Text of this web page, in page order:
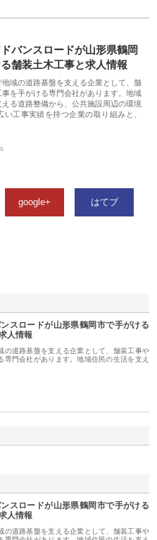
バンスロードが山形県鶴岡
舗装土木工事と求人情報
地域の道路基盤を支える企業として、舗
を手がける専門会社があります。地域
る道路整備から、公共施設周辺の環境
い工事実績を持つ企業の取り組みと、
google+ はてブ
スロードが山形県鶴岡市で手がける
人情報
の道路基盤を支える企業として、舗装工事や
専門会社があります。地域住民の生活を支え
スロードが山形県鶴岡市で手がける
人情報
の道路基盤を支える企業として、舗装工事や